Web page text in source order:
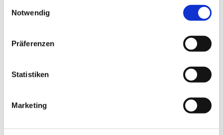
Notwendig
Präferenzen
Statistiken
Marketing